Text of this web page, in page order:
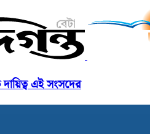
দায়িত্ব এই সংসদের